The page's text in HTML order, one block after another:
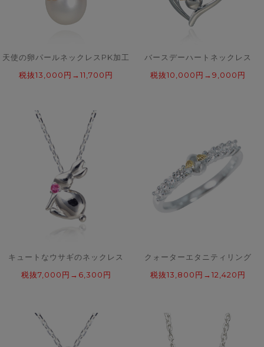
天使の卵パールネックレスPK加工
税抜13,000円→11,700円
バースデーハートネックレス
税抜10,000円→9,000円
キュートなウサギのネックレス
税抜7,000円→6,300円
クォーターエタニティリング
税抜13,800円→12,420円